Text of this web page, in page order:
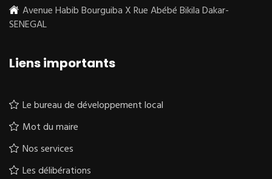
Avenue Habib Bourguiba X Rue Abébé Bikila Dakar-
SENEGAL
Liens importants
Le bureau de développement local
Mot du maire
Nos services
Les délibérations